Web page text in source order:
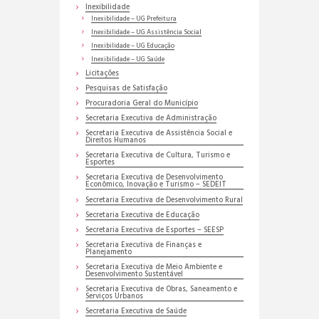
Inexibilidade
Inexibilidade – UG Prefeitura
Inexibilidade – UG Assistência Social
Inexibilidade – UG Educação
Inexibilidade – UG Saúde
Licitações
Pesquisas de Satisfação
Procuradoria Geral do Município
Secretaria Executiva de Administração
Secretaria Executiva de Assistência Social e
Direitos Humanos
Secretaria Executiva de Cultura, Turismo e
Esportes
Secretaria Executiva de Desenvolvimento
Econômico, Inovação e Turismo – SEDEIT
Secretaria Executiva de Desenvolvimento Rural
Secretaria Executiva de Educação
Secretaria Executiva de Esportes – SEESP
Secretaria Executiva de Finanças e
Planejamento
Secretaria Executiva de Meio Ambiente e
Desenvolvimento Sustentável
Secretaria Executiva de Obras, Saneamento e
Serviços Urbanos
Secretaria Executiva de Saúde